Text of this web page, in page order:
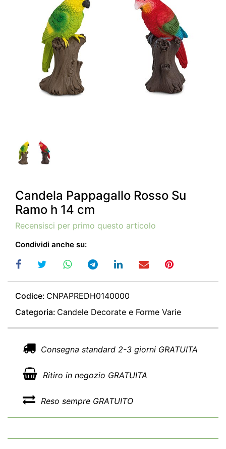
Candela Pappagallo Rosso Su
Ramo h 14 cm
Recensisci per primo questo articolo
Condividi anche su:
Codice: CNPAPREDH0140000
Categoria: Candele Decorate e Forme Varie
Consegna standard 2-3 giorni GRATUITA
Ritiro in negozio GRATUITA
Reso sempre GRATUITO